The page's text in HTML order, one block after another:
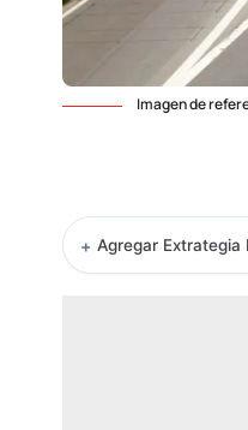
Imagen de
+ Agregar Extrategia